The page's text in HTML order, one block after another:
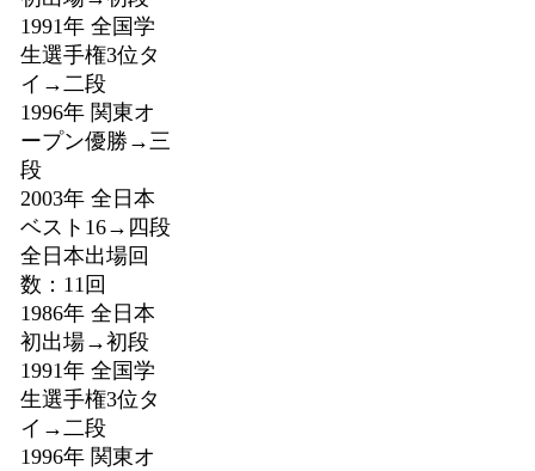
1991年 全国学
生選手権3位タ
イ→二段
1996年 関東オ
ープン優勝→三
段
2003年 全日本
ベスト16→四段
全日本出場回
数：11回
1986年 全日本
初出場→初段
1991年 全国学
生選手権3位タ
イ→二段
1996年 関東オ